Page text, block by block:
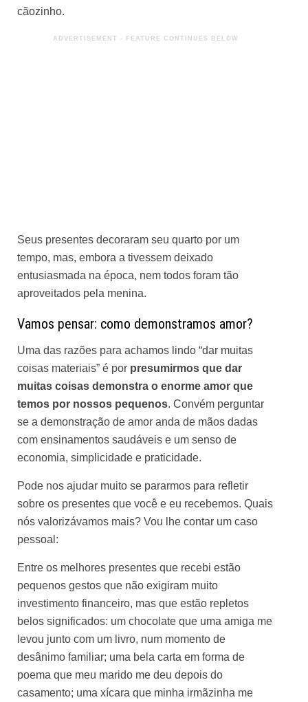
cãozinho.
Seus presentes decoraram seu quarto por um
tempo, mas, embora a tivessem deixado
entusiasmada na época, nem todos foram tão
aproveitados pela menina.
Vamos pensar: como demonstramos amor?
Uma das razões para achamos lindo “dar muitas
coisas materiais” é por presumirmos que dar
muitas coisas demonstra o enorme amor que
temos por nossos pequenos. Convém perguntar
se a demonstração de amor anda de mãos dadas
com ensinamentos saudáveis ​​e um senso de
economia, simplicidade e praticidade.
Pode nos ajudar muito se pararmos para refletir
sobre os presentes que você e eu recebemos. Quais
nós valorizávamos mais? Vou lhe contar um caso
pessoal:
Entre os melhores presentes que recebi estão
pequenos gestos que não exigiram muito
investimento financeiro, mas que estão repletos
belos significados: um chocolate que uma amiga me
levou junto com um livro, num momento de
desânimo familiar; uma bela carta em forma de
poema que meu marido me deu depois do
casamento; uma xícara que minha irmãzinha me